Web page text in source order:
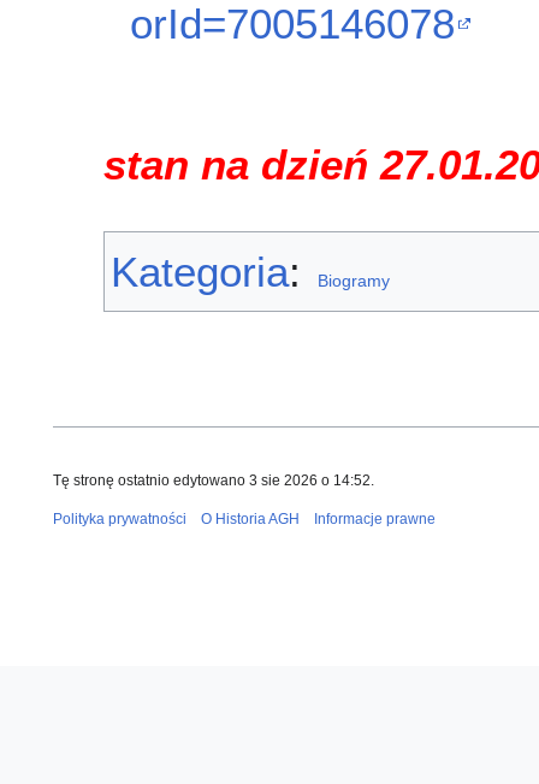
orId=7005146078
stan na dzień
Kategoria: Biogramy
Tę stronę ostatnio edytowano 3 sie 2026 o 14:52.
Polityka prywatności O Historia AGH Informacje prawne